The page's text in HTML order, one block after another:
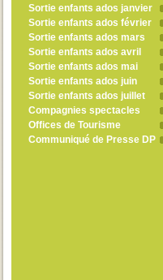
Sortie enfants ados janvier
Sortie enfants ados février
Sortie enfants ados mars
Sortie enfants ados avril
Sortie enfants ados mai
Sortie enfants ados juin
Sortie enfants ados juillet
Compagnies spectacles
Offices de Tourisme
Communiqué de Presse DP